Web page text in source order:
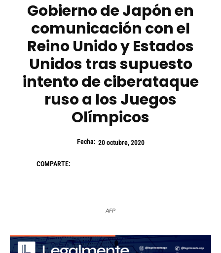
Gobierno de Japón en
comunicación con el
Reino Unido y Estados
Unidos tras supuesto
intento de ciberataque
ruso a los Juegos
Olímpicos
Fecha: 20 octubre, 2020
COMPARTE:
AFP